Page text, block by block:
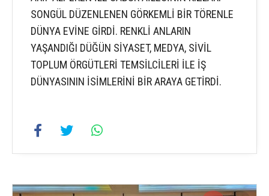
SONGÜL DÜZENLENEN GÖRKEMLİ BİR TÖRENLE
DÜNYA EVİNE GİRDİ. RENKLİ ANLARIN
YAŞANDIĞI DÜĞÜN SİYASET, MEDYA, SİVİL
TOPLUM ÖRGÜTLERİ TEMSİLCİLERİ İLE İŞ
DÜNYASININ İSİMLERİNİ BİR ARAYA GETİRDİ.